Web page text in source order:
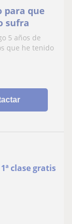
para que
sufra
5 años de
que he tenido
1ª clase gratis